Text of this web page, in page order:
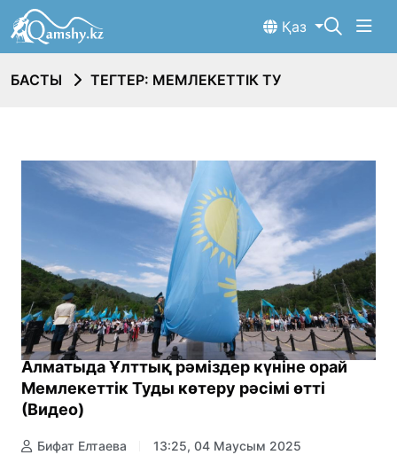
Қаз
БАСТЫ ТЕГТЕР: МЕМЛЕКЕТТІК ТУ
Алматыда Ұлттық рәміздер күніне орай
Мемлекеттік Туды көтеру рәсімі өтті
(Видео)
Бифат Елтаева 13:25, 04 Маусым 2025